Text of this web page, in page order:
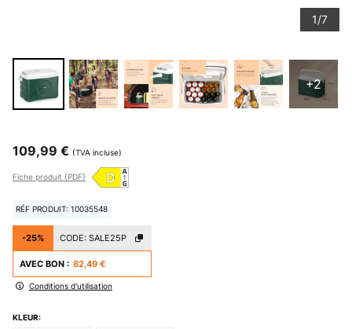
1/7
+2
109,99 € (TVA incluse)
Fiche produit (PDF)
RÉF PRODUIT: 10035548
-25% CODE: SALE25P
AVEC BON : 82,49 €
Conditions d'utilisation
KLEUR: